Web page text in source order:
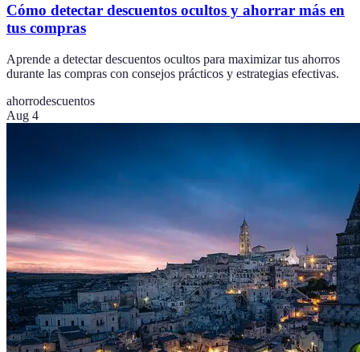
Cómo detectar descuentos ocultos y ahorrar más en
tus compras
Aprende a detectar descuentos ocultos para maximizar tus ahorros
durante las compras con consejos prácticos y estrategias efectivas.
ahorrodescuentos
Aug 4